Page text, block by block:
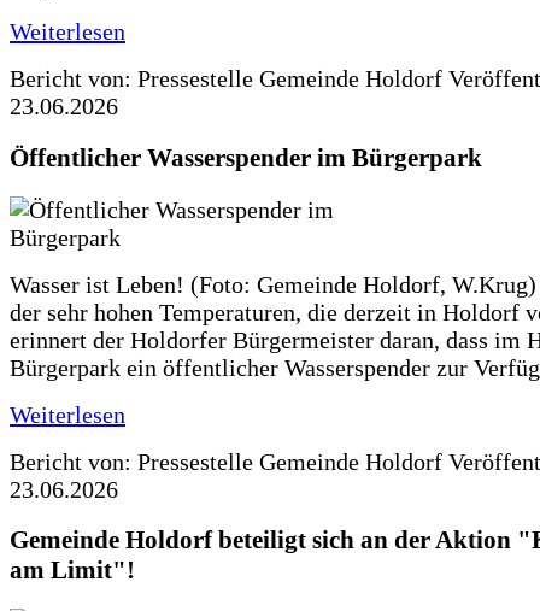
Weiterlesen
Bericht von: Pressestelle Gemeinde Holdorf
23.06.2026
Öffentlicher Wasserspender im Bürgerpark
Wasser ist Leben! (Foto: Gemeinde Holdorf,
der sehr hohen Temperaturen, die derzeit in Holdorf
erinnert der Holdorfer Bürgermeister daran, dass im
Bürgerpark ein öffentlicher Wasserspender zur
Weiterlesen
Bericht von: Pressestelle Gemeinde Holdorf
23.06.2026
Gemeinde Holdorf beteiligt sich an der Aktion
am Limit"!